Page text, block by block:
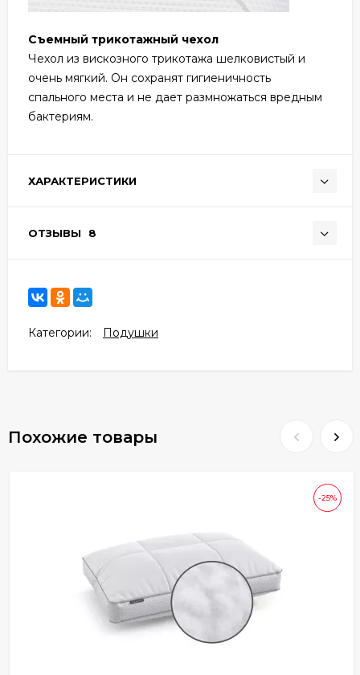
Съемный трикотажный чехол
Чехол из вискозного трикотажа шелковистый и
очень мягкий. Он сохранят гигиеничность
спального места и не дает размножаться вредным
бактериям.
ХАРАКТЕРИСТИКИ
ОТЗЫВЫ 8
Категории: Подушки
Похожие товары
-25%